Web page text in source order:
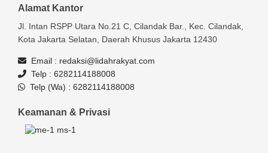
Alamat Kantor
Jl. Intan RSPP Utara No.21 C, Cilandak Bar., Kec. Cilandak,
Kota Jakarta Selatan, Daerah Khusus Jakarta 12430
Email : redaksi@lidahrakyat.com
Telp : 6282114188008
Telp (Wa) : 6282114188008
Keamanan & Privasi